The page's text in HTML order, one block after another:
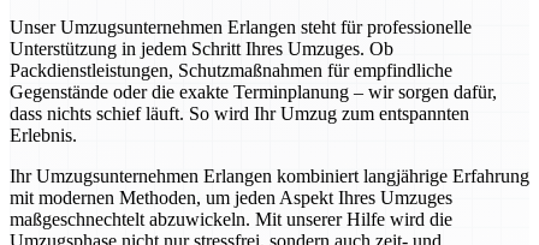
Unser Umzugsunternehmen Erlangen steht für professionelle
Unterstützung in jedem Schritt Ihres Umzuges. Ob
Packdienstleistungen, Schutzmaßnahmen für empfindliche
Gegenstände oder die exakte Terminplanung – wir sorgen dafür,
dass nichts schief läuft. So wird Ihr Umzug zum entspannten
Erlebnis.
Ihr Umzugsunternehmen Erlangen kombiniert langjährige Erfahrung
mit modernen Methoden, um jeden Aspekt Ihres Umzuges
maßgeschnechtelt abzuwickeln. Mit unserer Hilfe wird die
Umzugsphase nicht nur stressfrei, sondern auch zeit- und